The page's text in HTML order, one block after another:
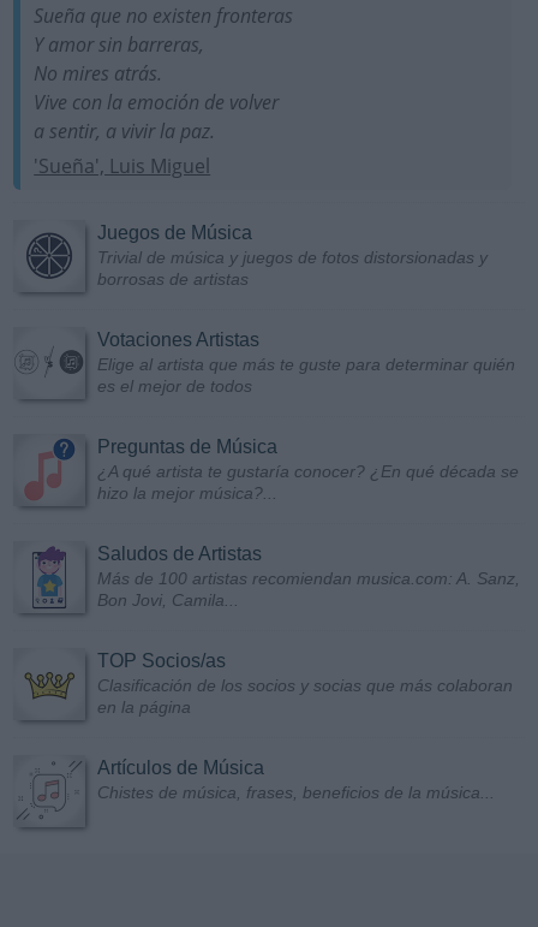
Sueña que no existen fronteras
Y amor sin barreras,
No mires atrás.
Vive con la emoción de volver
a sentir, a vivir la paz.
'Sueña', Luis Miguel
Juegos de Música
Trivial de música y juegos de fotos distorsionadas y
borrosas de artistas
Votaciones Artistas
Elige al artista que más te guste para determinar quién
es el mejor de todos
Preguntas de Música
¿A qué artista te gustaría conocer? ¿En qué década se
hizo la mejor música?...
Saludos de Artistas
Más de 100 artistas recomiendan musica.com: A. Sanz,
Bon Jovi, Camila...
TOP Socios/as
Clasificación de los socios y socias que más colaboran
en la página
Artículos de Música
Chistes de música, frases, beneficios de la música...